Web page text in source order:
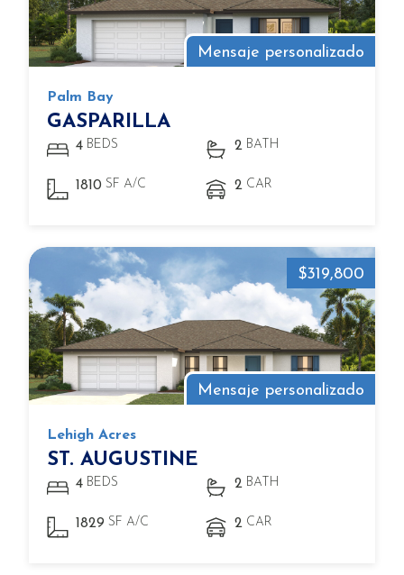
Mensaje personalizado
Palm Bay
GASPARILLA
4 BEDS 2 BATH
1810 SF A/C 2 CAR
Mensaje personalizado
$319,800
Lehigh Acres
ST. AUGUSTINE
4 BEDS 2 BATH
1829 SF A/C 2 CAR